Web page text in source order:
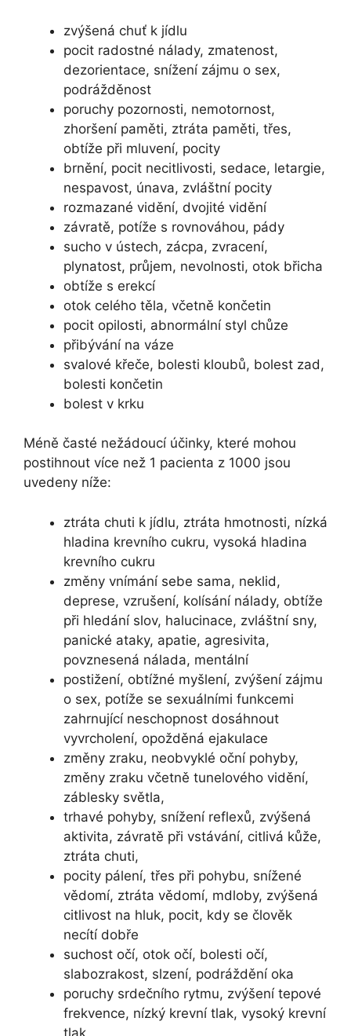
zvýšená chuť k jídlu
pocit radostné nálady, zmatenost,
dezorientace, snížení zájmu o sex,
podrážděnost
poruchy pozornosti, nemotornost,
zhoršení paměti, ztráta paměti, třes,
obtíže při mluvení, pocity
brnění, pocit necitlivosti, sedace, letargie,
nespavost, únava, zvláštní pocity
rozmazané vidění, dvojité vidění
závratě, potíže s rovnováhou, pády
sucho v ústech, zácpa, zvracení,
plynatost, průjem, nevolnosti, otok břicha
obtíže s erekcí
otok celého těla, včetně končetin
pocit opilosti, abnormální styl chůze
přibývání na váze
svalové křeče, bolesti kloubů, bolest zad,
bolesti končetin
bolest v krku
Méně časté nežádoucí účinky, které mohou
postihnout více než 1 pacienta z 1000 jsou
uvedeny níže:
ztráta chuti k jídlu, ztráta hmotnosti, nízká
hladina krevního cukru, vysoká hladina
krevního cukru
změny vnímání sebe sama, neklid,
deprese, vzrušení, kolísání nálady, obtíže
při hledání slov, halucinace, zvláštní sny,
panické ataky, apatie, agresivita,
povznesená nálada, mentální
postižení, obtížné myšlení, zvýšení zájmu
o sex, potíže se sexuálními funkcemi
zahrnující neschopnost dosáhnout
vyvrcholení, opožděná ejakulace
změny zraku, neobvyklé oční pohyby,
změny zraku včetně tunelového vidění,
záblesky světla,
trhavé pohyby, snížení reflexů, zvýšená
aktivita, závratě při vstávání, citlivá kůže,
ztráta chuti,
pocity pálení, třes při pohybu, snížené
vědomí, ztráta vědomí, mdloby, zvýšená
citlivost na hluk, pocit, kdy se člověk
necítí dobře
suchost očí, otok očí, bolesti očí,
slabozrakost, slzení, podráždění oka
poruchy srdečního rytmu, zvýšení tepové
frekvence, nízký krevní tlak, vysoký krevní
tlak,